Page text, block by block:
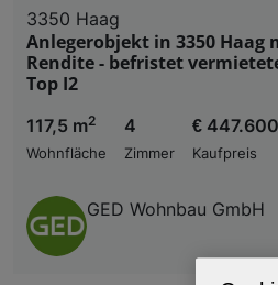
3350 Haag
Anlegerobjekt in 3350
Rendite - befristet
Top I2
117,5 m2
Wohnfläche
4
Zimmer
€
Kaufpreis
GED Wohnbau GmbH